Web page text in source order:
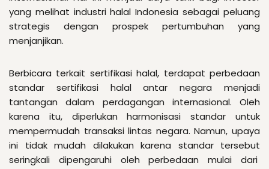
yang melihat industri halal Indonesia sebagai peluang
strategis dengan prospek pertumbuhan yang
menjanjikan.
Berbicara terkait sertifikasi halal, terdapat perbedaan
standar sertifikasi halal antar negara menjadi
tantangan dalam perdagangan internasional. Oleh
karena itu, diperlukan harmonisasi standar untuk
mempermudah transaksi lintas negara. Namun, upaya
ini tidak mudah dilakukan karena standar tersebut
seringkali dipengaruhi oleh perbedaan mulai dari